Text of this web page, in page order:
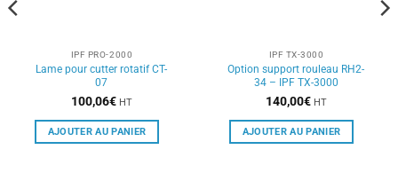
IPF PRO-2000
Lame pour cutter rotatif CT-
07
100,06€ HT
AJOUTER AU PANIER
IPF TX-3000
Option support rouleau RH2-
34 – IPF TX-3000
140,00€ HT
AJOUTER AU PANIER